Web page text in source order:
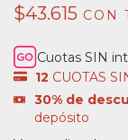
$43.615 CON
Cuotas SIN
12 CUOTAS
30% de
depósito